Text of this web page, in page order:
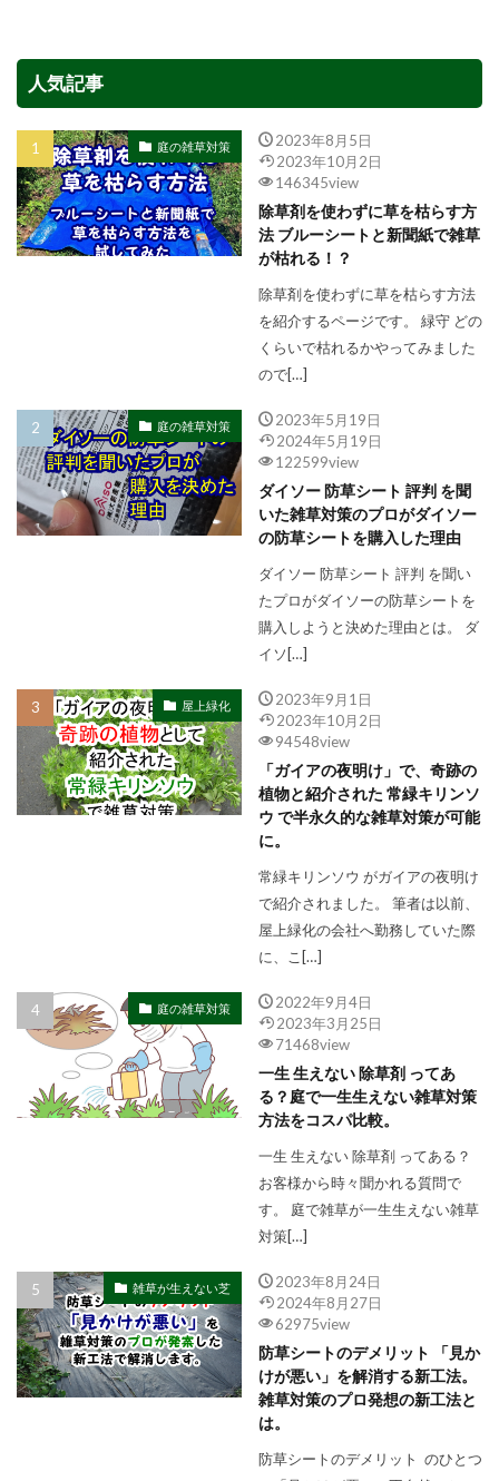
人気記事
庭の雑草対策
2023年8月5日
2023年10月2日
146345view
除草剤を使わずに草を枯らす方
法 ブルーシートと新聞紙で雑草
が枯れる！？
除草剤を使わずに草を枯らす方法
を紹介するページです。 緑守 どの
くらいで枯れるかやってみました
ので[…]
庭の雑草対策
2023年5月19日
2024年5月19日
122599view
ダイソー 防草シート 評判 を聞
いた雑草対策のプロがダイソー
の防草シートを購入した理由
ダイソー 防草シート 評判 を聞い
たプロがダイソーの防草シートを
購入しようと決めた理由とは。 ダ
イソ[…]
屋上緑化
2023年9月1日
2023年10月2日
94548view
「ガイアの夜明け」で、奇跡の
植物と紹介された 常緑キリンソ
ウ で半永久的な雑草対策が可能
に。
常緑キリンソウ がガイアの夜明け
で紹介されました。 筆者は以前、
屋上緑化の会社へ勤務していた際
に、こ[…]
庭の雑草対策
2022年9月4日
2023年3月25日
71468view
一生 生えない 除草剤 ってあ
る？庭で一生生えない雑草対策
方法をコスパ比較。
一生 生えない 除草剤 ってある？
お客様から時々聞かれる質問で
す。 庭で雑草が一生生えない雑草
対策[…]
雑草が生えない芝
2023年8月24日
2024年8月27日
62975view
防草シートのデメリット 「見か
けが悪い」を解消する新工法。
雑草対策のプロ発想の新工法と
は。
防草シートのデメリット のひとつ